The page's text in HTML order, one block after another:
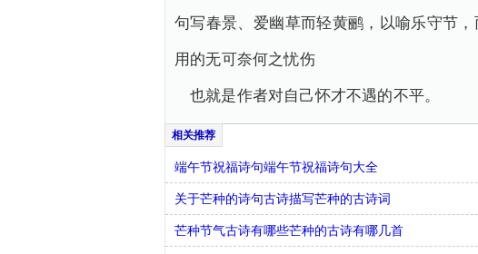
句写春景、爱幽草而轻黄鹂，以喻乐守节
用的无可奈何之忧伤
也就是作者对自己怀才不遇的不平。
端午节祝福诗句端午节祝福诗句大全
关于芒种的诗句古诗描写芒种的古诗词
芒种节气古诗有哪些芒种的古诗有哪几首